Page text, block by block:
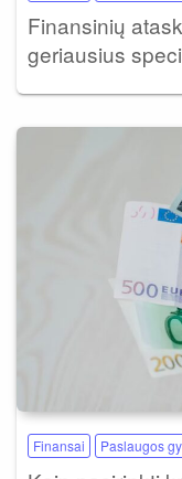
Finansinių
geriausius
Finansai Paslaugos